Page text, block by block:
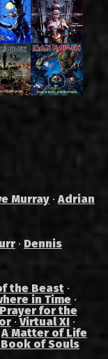
Murray ·Adrian
· Dennis
the Beast ·
in Time ·
for the
·Virtual XI ·
A Matter of Life
Book of Souls